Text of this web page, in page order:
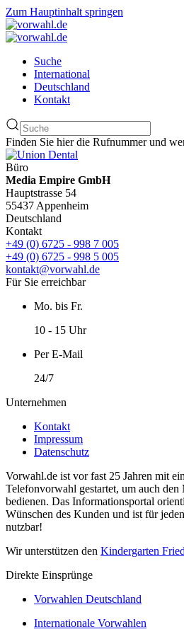
Zum Hauptinhalt springen
Suche
International
Deutschland
Kontakt
Finden Sie hier die Rufnummer und
Büro
Media Empire GmbH
Hauptstrasse 54
55437 Appenheim
Deutschland
Kontakt
+49 (0) 6725 - 998 7 005
+49 (0) 6725 - 998 5 005
kontakt@vorwahl.de
Für Sie erreichbar
Mo. bis Fr.
10 - 15 Uhr
Per E-Mail
24/7
Unternehmen
Kontakt
Impressum
Datenschutz
Vorwahl.de ist vor fast 25 Jahren mit
Telefonvorwahl gestartet, um auch
bedienen. Das Informationsportal
Wünschen des Kunden und ist für
nutzbar!
Wir unterstützen den Kindergarten
Direkte Einsprünge
Vorwahlen Deutschland
Internationale Vorwahlen